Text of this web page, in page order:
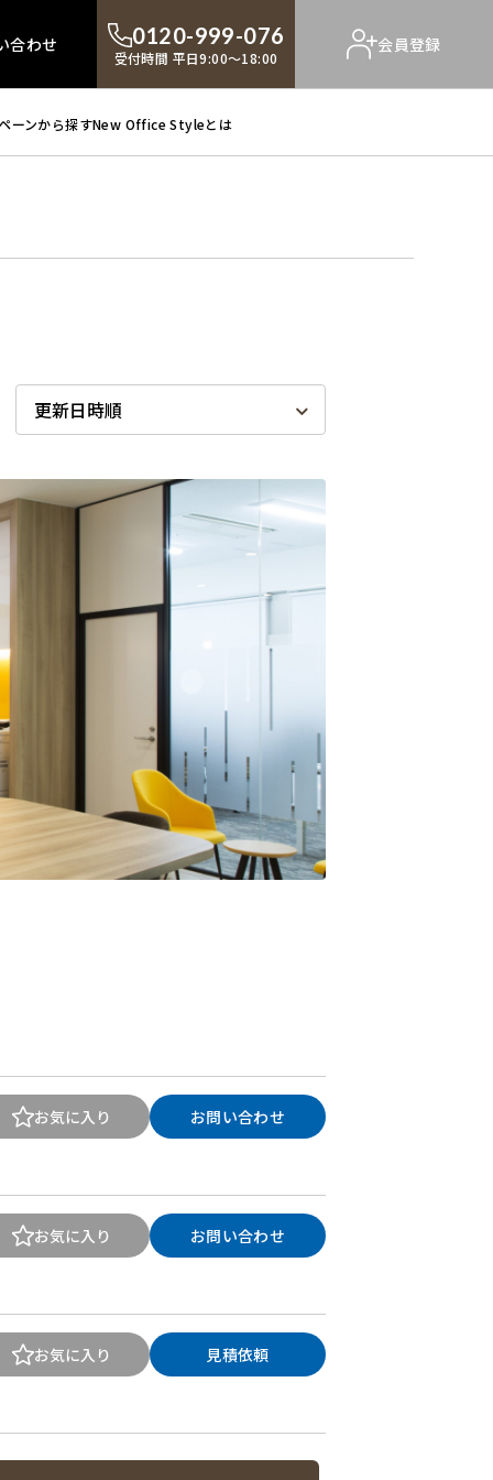
合わせ 0120-999-076
受付時間 平日9:00～18:00
会員登録
ーンから探すNew Office Styleとは
お気に入り お問い合わせ
お気に入り お問い合わせ
お気に入り 見積依頼